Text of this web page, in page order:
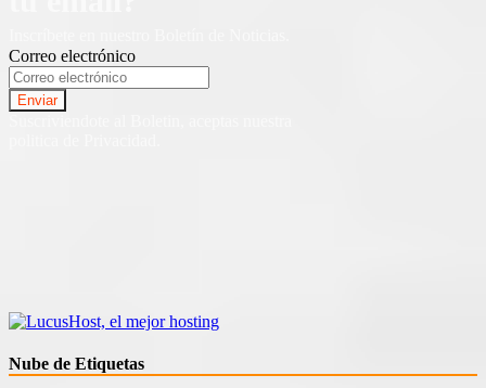
Correo electrónico
Nube de Etiquetas